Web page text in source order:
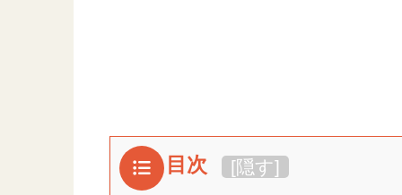
目次 [隠す]